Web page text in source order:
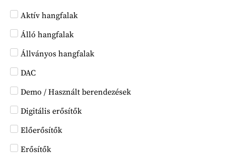
Aktív hangfalak
Álló hangfalak
Állványos hangfalak
DAC
Demo / Használt berendezések
Digitális erősítők
Előerősítők
Erősítők